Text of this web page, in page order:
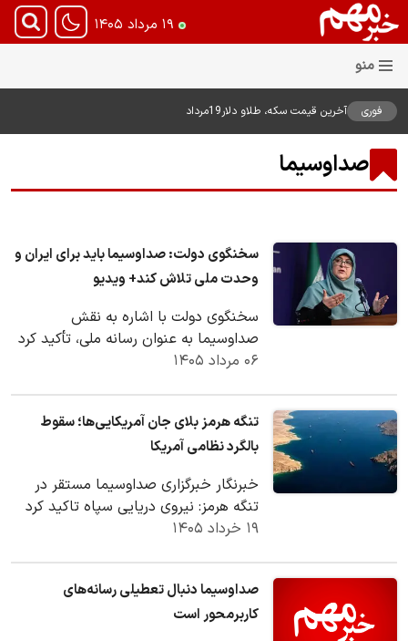
۱۹ مرداد ۱۴۰۵
فوری
آخرین قیمت سکه، طلاو دلار19مرداد
صداوسیما
سخنگوی دولت: صداوسیما باید برای ایران و
وحدت ملی تلاش کند+ ویدیو
سخنگوی دولت با اشاره به نقش
صداوسیما به عنوان رسانه ملی، تأکید کرد
این سازمان باید برای ایران، وحدت ملی و
۰۶ مرداد ۱۴۰۵
تنگه هرمز بلای جان آمریکایی‌ها؛ سقوط
بالگرد نظامی آمریکا
خبرنگار خبرگزاری صداوسیما مستقر در
تنگه هرمز: نیروی دریایی سپاه تاکید کرد
که تردد شناورها در تنگه هرمز براساس
۱۹ خرداد ۱۴۰۵
صداوسیما دنبال تعطیلی رسانه‌های
کاربرمحور است